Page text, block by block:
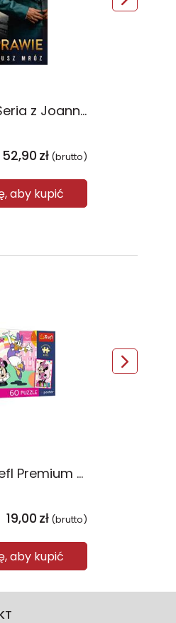
Bezprawie. Seria z Joanną Chyłką. Tom 20
52,90 zł (brutto)
aby kupić
Puzzle 60 Trefl Premium Plus Kids Uśmiech Minnie Disney 17428
19,00 zł (brutto)
aby kupić